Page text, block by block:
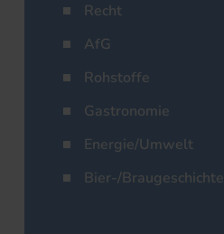
Recht
AfG
Rohstoffe
Gastronomie
Energie/Umwelt
Bier-/Braugeschichte